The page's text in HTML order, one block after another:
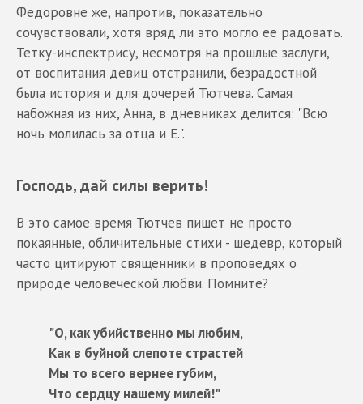
Федоровне же, напротив, показательно
сочувствовали, хотя вряд ли это могло ее радовать.
Тетку-инспектрису, несмотря на прошлые заслуги,
от воспитания девиц отстранили, безрадостной
была история и для дочерей Тютчева. Самая
набожная из них, Анна, в дневниках делится: "Всю
ночь молилась за отца и Е.".
Господь, дай силы верить!
В это самое время Тютчев пишет не просто
покаянные, обличительные стихи - шедевр, который
часто цитируют священники в проповедях о
природе человеческой любви. Помните?
"О, как убийственно мы любим,
Как в буйной слепоте страстей
Мы то всего вернее губим,
Что сердцу нашему милей!"